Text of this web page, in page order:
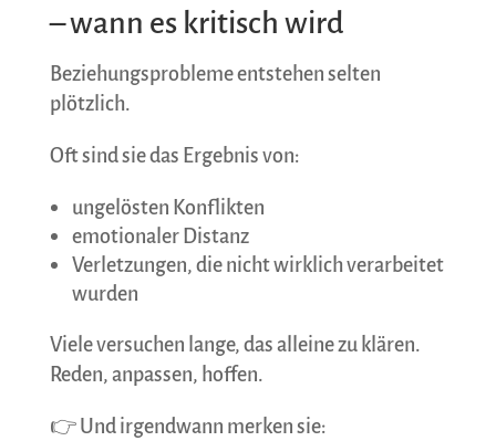
– wann es kritisch wird
Beziehungsprobleme entstehen selten
plötzlich.
Oft sind sie das Ergebnis von:
ungelösten Konflikten
emotionaler Distanz
Verletzungen, die nicht wirklich verarbeitet
wurden
Viele versuchen lange, das alleine zu klären.
Reden, anpassen, hoffen.
👉 Und irgendwann merken sie: